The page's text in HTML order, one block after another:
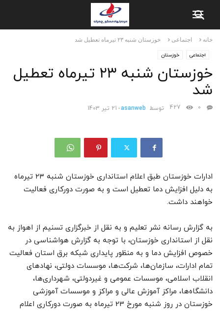
خانه اجتماعی خوزستان شنبه ۲۳ تیرماه تعطیل شد
اجتماعی خوزستان
خوزستان شنبه ۲۳ تیرماه تعطیل
شد
توسط asanweb
- 21 تیر 1403 0
427
ادارات خوزستان طبق اعلام استانداری خوزستان شنبه ۲۳ تیرماه
به دلیل افزایش دما تعطیل است و به صورت دورکاری فعالیت
خواهند داشت.
به گزارش رسانه نشر تعلیم و به نقل از خبرگزاری تسنیم از اهواز به
نقل از استانداری خوزستان، با توجه به گزارش هواشناسی در
خصوص افزایش دما و به منظور پایداری شبکه برق استان فعالیت
تمام ادارات، سازمان‌ها، شرکت‌ها، موسسات دولتی، نهادهای
انقلاب اسلامی، موسسات عمومی و غیردولتی، شهرداری‌ها،
دانشگاه‌ها، مراکز آموزش عالی و مراکز و موسسات آموزشی
خوزستان در روز شنبه مورخ 23 تیرماه به صورت دورکاری اعلام